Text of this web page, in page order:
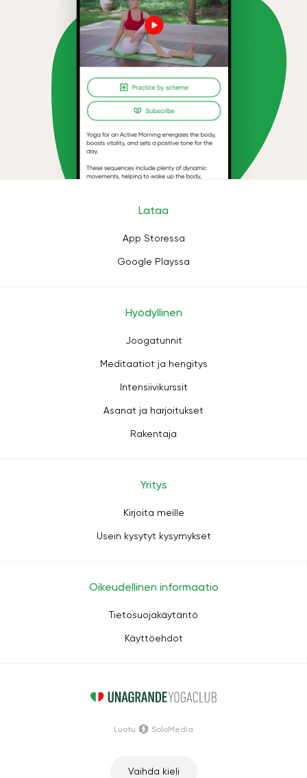
Lataa
App Storessa
Google Playssa
Hyödyllinen
Joogatunnit
Meditaatiot ja hengitys
Intensiivikurssit
Asanat ja harjoitukset
Rakentaja
Yritys
Kirjoita meille
Usein kysytyt kysymykset
Oikeudellinen informaatio
Tietosuojakäytäntö
Käyttöehdot
Vaihda kieli
Luotu SoloMedia